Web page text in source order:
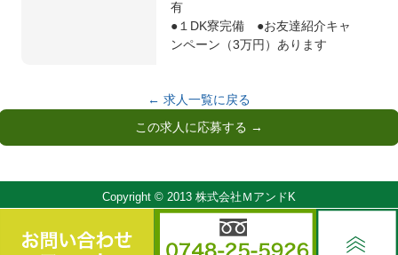
有
●１DK寮完備 ●お友達紹介キャ
ンペーン（3万円）あります
← 求人一覧に戻る
この求人に応募する →
Copyright © 2013 株式会社ＭアンドK